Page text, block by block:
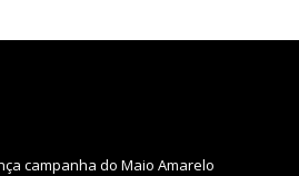
campanha do Maio Amarelo